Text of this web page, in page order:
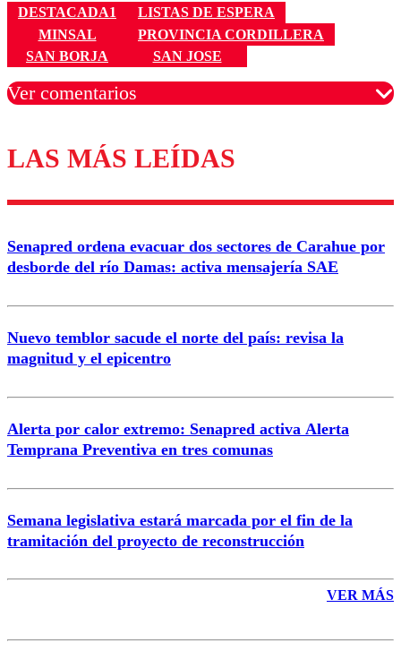
DESTACADA1
LISTAS DE ESPERA
MINSAL
PROVINCIA CORDILLERA
SAN BORJA
SAN JOSE
Ver comentarios
Los comentarios son moderados para garantizar un
diálogo respetuoso.
Correo
LAS MÁS LEÍDAS
Senapred ordena evacuar dos sectores de Carahue por
desborde del río Damas: activa mensajería SAE
Nuevo temblor sacude el norte del país: revisa la
magnitud y el epicentro
Alerta por calor extremo: Senapred activa Alerta
Temprana Preventiva en tres comunas
Semana legislativa estará marcada por el fin de la
tramitación del proyecto de reconstrucción
VER MÁS